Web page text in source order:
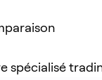
spécialisé